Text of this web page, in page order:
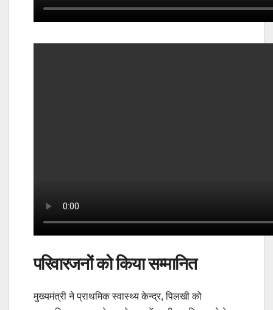
परिवारजनों को किया सम्मानित
मुख्यमंत्री ने प्राथमिक स्वास्थ्य केन्द्र, पिलखी को